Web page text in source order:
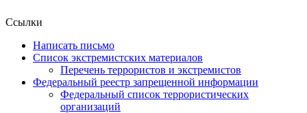
Ссылки
Написать письмо
Список экстремистских материалов
Перечень террористов и экстремистов
Федеральный реестр запрещенной информации
Федеральный список террористических
организаций